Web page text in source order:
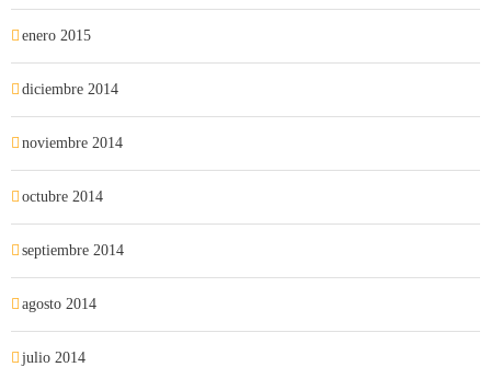
enero 2015
diciembre 2014
noviembre 2014
octubre 2014
septiembre 2014
agosto 2014
julio 2014